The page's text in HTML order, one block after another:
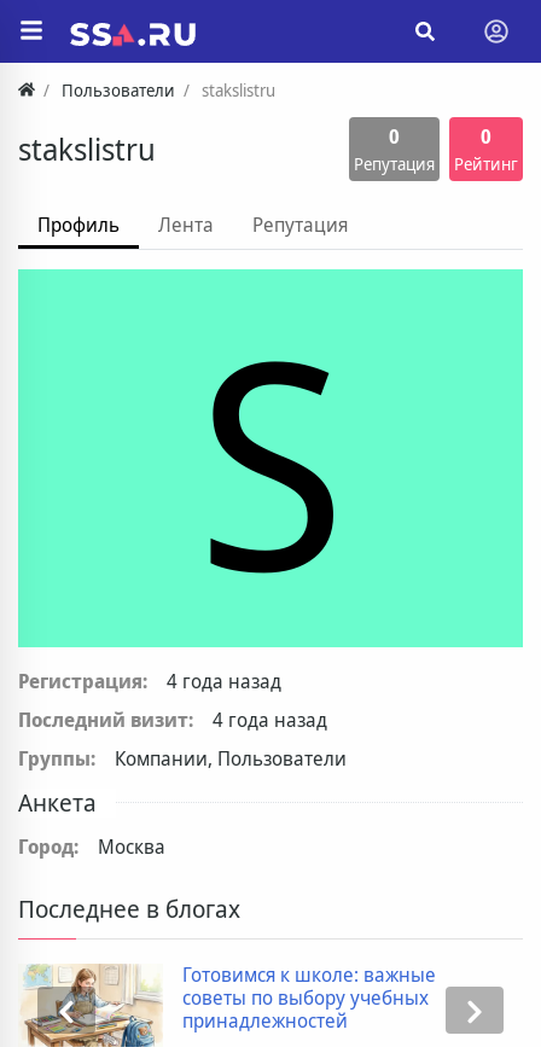
Пользователи stakslistru
stakslistru 0
Репутация
0
Рейтинг
Профиль Лента Репутация
S
Регистрация:
4 года назад
Последний визит:
4 года назад
Группы:
Компании, Пользователи
Анкета
Город: Москва
Последнее в блогах
Готовимся к школе: важные
советы по выбору учебных
принадлежностей